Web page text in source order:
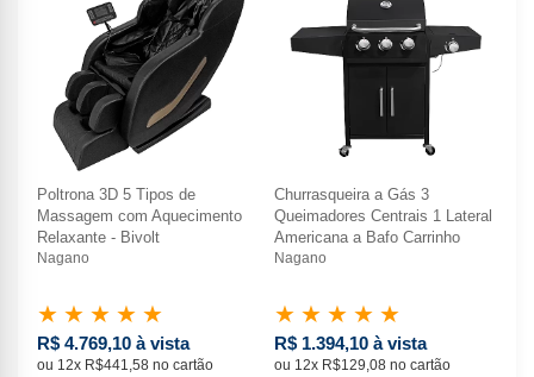
Poltrona 3D 5 Tipos de
Massagem com Aquecimento
Relaxante - Bivolt
Nagano
★ ★ ★ ★ ★
R$ 4.769,10 à vista
ou 12x R$441,58 no cartão
Churrasqueira a Gás 3
Queimadores Centrais 1 Lateral
Americana a Bafo Carrinho
Nagano
★ ★ ★ ★ ★
R$ 1.394,10 à vista
ou 12x R$129,08 no cartão